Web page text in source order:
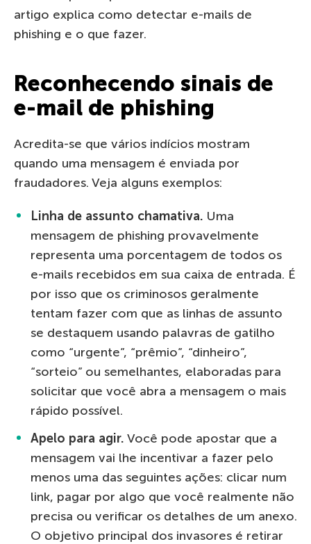
artigo explica como detectar e-mails de
phishing e o que fazer.
Reconhecendo sinais de
e-mail de phishing
Acredita-se que vários indícios mostram
quando uma mensagem é enviada por
fraudadores. Veja alguns exemplos:
Linha de assunto chamativa. Uma
mensagem de phishing provavelmente
representa uma porcentagem de todos os
e-mails recebidos em sua caixa de entrada. É
por isso que os criminosos geralmente
tentam fazer com que as linhas de assunto
se destaquem usando palavras de gatilho
como “urgente”, “prêmio”, “dinheiro”,
“sorteio” ou semelhantes, elaboradas para
solicitar que você abra a mensagem o mais
rápido possível.
Apelo para agir. Você pode apostar que a
mensagem vai lhe incentivar a fazer pelo
menos uma das seguintes ações: clicar num
link, pagar por algo que você realmente não
precisa ou verificar os detalhes de um anexo.
O objetivo principal dos invasores é retirar